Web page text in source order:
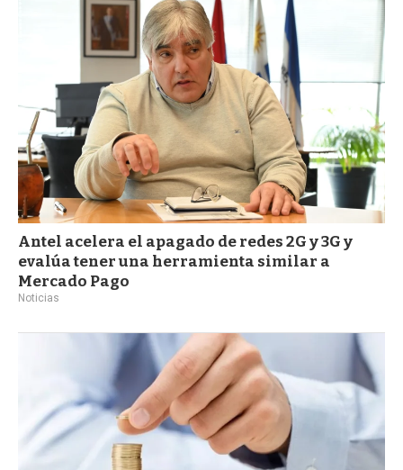
Antel acelera el apagado de redes 2G y 3G y
evalúa tener una herramienta similar a
Mercado Pago
Noticias